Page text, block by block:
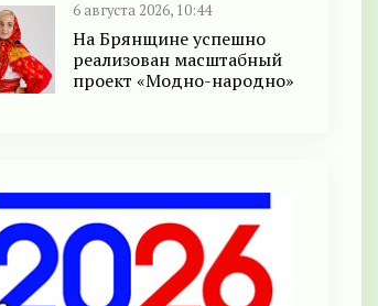
6 августа 2026, 10:44
На Брянщине успешно
реализован масштабный
проект «Модно-народно»